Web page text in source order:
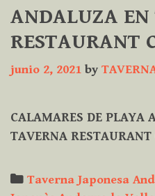
ANDALUZA
RESTAURANT
junio 2, 2021 by
CALAMARES DE PLAYA
TAVERNA RESTAURANT
Categories
Taverna Japonesa